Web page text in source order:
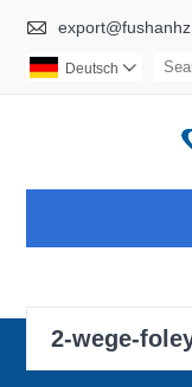

Deutsch 
2-wege-